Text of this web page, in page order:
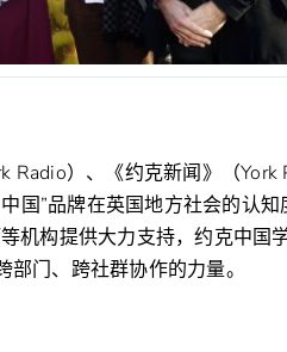
）、《约克新闻》（York
”品牌在英国地方社会的认知
机构提供大力支持，约克中国
门、跨社群协作的力量。